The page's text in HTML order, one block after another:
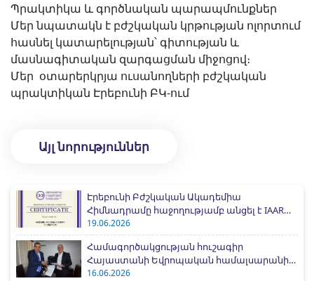
Պրակտիկա և գործնական պարապմունքներ
Մեր նպատակն է բժշկական կրթության ոլորտում
հասնել կատարելության՝ գիտության և
մասնագիտական զարգացման միջոցով։
Մեր օտարերկրյա ուսանողների բժշկական
պրակտիկան Էրեբունի ԲԿ-ում
Այլ նորություններ
Էրեբունի Բժշկական Ակադեմիա
Հիմնադրամը հաջողությամբ անցել է IAAR
միջազգային հավատարմագրման
գործընթացը
19.06.2026
Համագործակցության հուշագիր
Հայաստանի Եվրոպական համալսարանի
հետ
16.06.2026